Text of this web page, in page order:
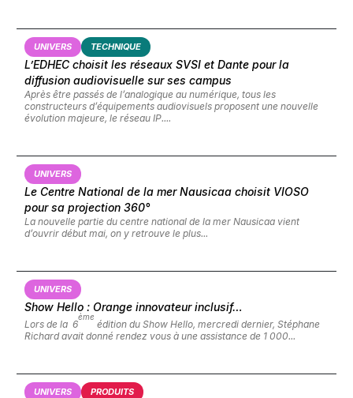
UNIVERS TECHNIQUE
L’EDHEC choisit les réseaux SVSI et Dante pour la
diffusion audiovisuelle sur ses campus
Après être passés de l’analogique au numérique, tous les
constructeurs d’équipements audiovisuels proposent une nouvelle
évolution majeure, le réseau IP....
UNIVERS
Le Centre National de la mer Nausicaa choisit VIOSO
pour sa projection 360°
La nouvelle partie du centre national de la mer Nausicaa vient
d’ouvrir début mai, on y retrouve le plus...
UNIVERS
Show Hello : Orange innovateur inclusif…
Lors de la 6
ème
édition du Show Hello, mercredi dernier, Stéphane
Richard avait donné rendez vous à une assistance de 1 000...
UNIVERS PRODUITS